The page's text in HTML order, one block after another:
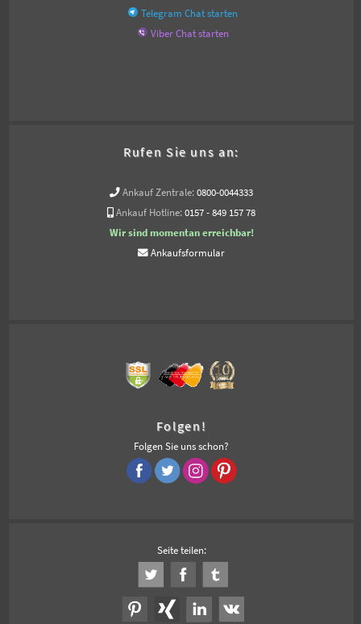
Telegram Chat starten
Viber Chat starten
Rufen Sie uns an:
Ankauf Zentrale: 0800-0044333
Ankauf Hotline: 0157 - 849 157 78
Wir sind momentan erreichbar!
Ankaufsformular
Folgen!
Folgen Sie uns schon?
Seite teilen: